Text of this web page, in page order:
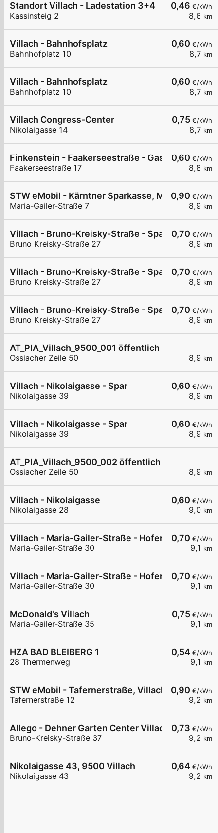
0,46 €/kWh
8,6 km
Standort Villach - Ladestation 3+4
Kassinsteig 2
0,60 €/kWh
8,7 km
Villach - Bahnhofsplatz
Bahnhofplatz 10
0,60 €/kWh
8,7 km
Villach - Bahnhofsplatz
Bahnhofplatz 10
0,75 €/kWh
8,7 km
Villach Congress-Center
Nikolaigasse 14
0,60 €/kWh
8,8 km
Finkenstein - Faakerseestraße - Gasthof Feichter
Faakerseestraße 17
0,90 €/kWh
8,9 km
STW eMobil - Kärntner Sparkasse, Maria-Gailer-
Maria-Gailer-Straße 7
0,70 €/kWh
8,9 km
Villach - Bruno-Kreisky-Straße - Spar
Bruno Kreisky-Straße 27
0,70 €/kWh
8,9 km
Villach - Bruno-Kreisky-Straße - Spar
Bruno Kreisky-Straße 27
0,70 €/kWh
8,9 km
Villach - Bruno-Kreisky-Straße - Spar
Bruno Kreisky-Straße 27
8,9 km
AT_PIA_Villach_9500_001 öffentlich
Ossiacher Zeile 50
0,60 €/kWh
8,9 km
Villach - Nikolaigasse - Spar
Nikolaigasse 39
0,60 €/kWh
8,9 km
Villach - Nikolaigasse - Spar
Nikolaigasse 39
8,9 km
AT_PIA_Villach_9500_002 öffentlich
Ossiacher Zeile 50
0,60 €/kWh
9,0 km
Villach - Nikolaigasse
Nikolaigasse 28
0,70 €/kWh
9,1 km
Villach - Maria-Gailer-Straße - Hofer
Maria-Gailer-Straße 30
0,70 €/kWh
9,1 km
Villach - Maria-Gailer-Straße - Hofer
Maria-Gailer-Straße 30
0,75 €/kWh
9,1 km
McDonald's Villach
Maria-Gailer-Straße 35
0,54 €/kWh
9,1 km
HZA BAD BLEIBERG 1
28 Thermenweg
0,90 €/kWh
9,2 km
STW eMobil - Tafernerstraße, Villach Säule 1
Tafernerstraße 12
0,73 €/kWh
9,2 km
Allego - Dehner Garten Center Villach
Bruno-Kreisky-Straße 37
0,64 €/kWh
9,2 km
Nikolaigasse 43, 9500 Villach
Nikolaigasse 43